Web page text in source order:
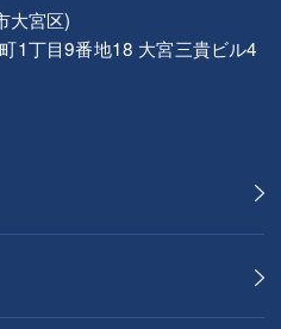
大宮区)
1丁目9番地18 大宮三貴ビル4